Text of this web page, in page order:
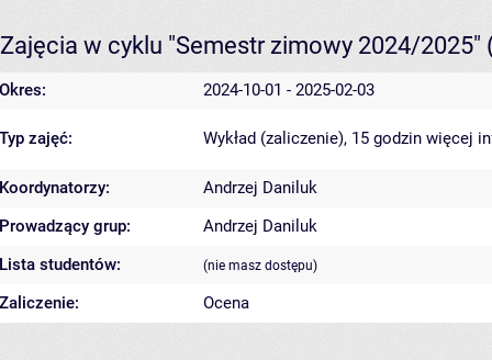
Zajęcia w cyklu "Semestr zimowy 2024/2025"
Okres: 2024-10-01 - 2025-02-03
Typ zajęć: Wykład (zaliczenie), 15 godzin więcej
Koordynatorzy:
Andrzej Daniluk
Prowadzący grup:
Andrzej Daniluk
Lista studentów:
(nie masz dostępu)
Zaliczenie: Ocena